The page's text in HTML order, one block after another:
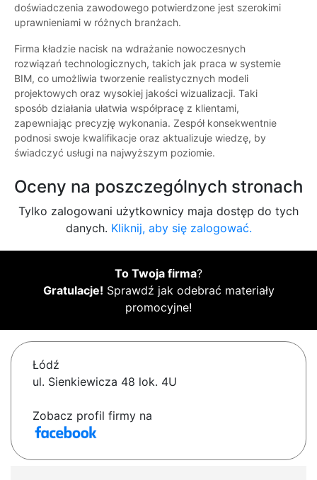
doświadczenia zawodowego potwierdzone jest szerokimi
uprawnieniami w różnych branżach.
Firma kładzie nacisk na wdrażanie nowoczesnych
rozwiązań technologicznych, takich jak praca w systemie
BIM, co umożliwia tworzenie realistycznych modeli
projektowych oraz wysokiej jakości wizualizacji. Taki
sposób działania ułatwia współpracę z klientami,
zapewniając precyzję wykonania. Zespół konsekwentnie
podnosi swoje kwalifikacje oraz aktualizuje wiedzę, by
świadczyć usługi na najwyższym poziomie.
Oceny na poszczególnych stronach
Tylko zalogowani użytkownicy maja dostęp do tych
danych. Kliknij, aby się zalogować.
To Twoja firma?
Gratulacje! Sprawdź jak odebrać materiały
promocyjne!
Łódź
ul. Sienkiewicza 48 lok. 4U
Zobacz profil firmy na